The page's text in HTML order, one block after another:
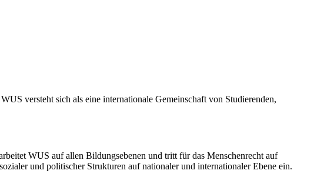
versteht sich als eine internationale Gemeinschaft von Studierenden,
WUS auf allen Bildungsebenen und tritt für das Menschenrecht auf
und politischer Strukturen auf nationaler und internationaler Ebene ein.